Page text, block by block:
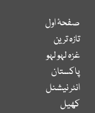
صفحۂ اول
تازہ ترین
غزہ لہو لہو
پاکستان
انٹر نیشنل
کھیل